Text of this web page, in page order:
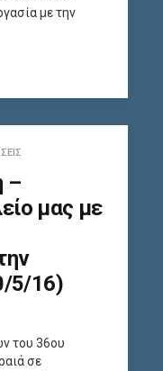
με την
–
μας με
5/16)
του 36ου
σε